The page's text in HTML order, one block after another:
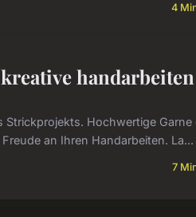
4
handarbeiten
Hochwertige Garne
an Ihren Handarbeiten. La...
7